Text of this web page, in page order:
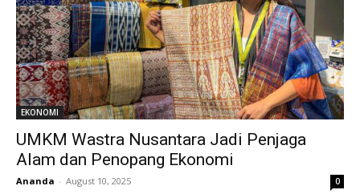
EKONOMI
UMKM Wastra Nusantara Jadi Penjaga
Alam dan Penopang Ekonomi
Ananda - August 10, 2025 0